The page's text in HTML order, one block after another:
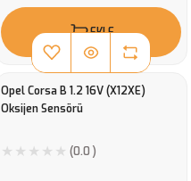
EKLE
Opel Corsa B 1.2 16V (X12XE)
Oksijen Sensörü
(0.0 )